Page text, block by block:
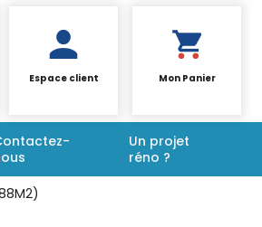
Espace client Mon Panier
Un projet
réno ?